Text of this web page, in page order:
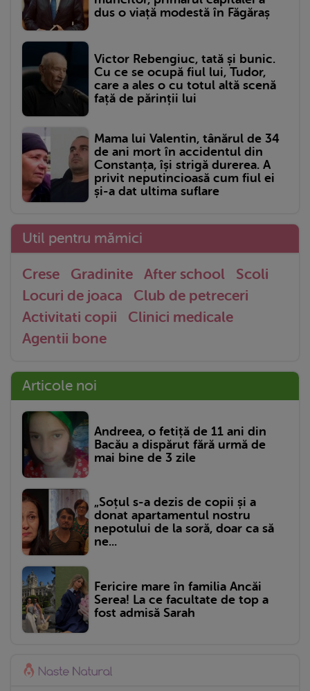
dus o viață modestă în Făgăraș
Victor Rebengiuc, tată și bunic.
Cu ce se ocupă fiul lui, Tudor,
care a ales o cu totul altă scenă
față de părinții lui
Mama lui Valentin, tânărul de 34
de ani mort în accidentul din
Constanța, își strigă durerea. A
privit neputincioasă cum fiul ei
și-a dat ultima suflare
Util pentru mămici
Crese Gradinite After school
Scoli
Locuri de joaca
Club de petreceri
Activitati copii
Clinici medicale
Agentii bone
Articole noi
Andreea, o fetiță de 11 ani din
Bacău a dispărut fără urmă de
mai bine de 3 zile
„Soțul s-a dezis de copii și a
donat apartamentul nostru
nepotului de la soră, doar ca să
ne...
Fericire mare în familia Ancăi
Serea! La ce facultate de top a
fost admisă Sarah